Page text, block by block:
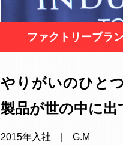
ファクトリーブラ
やりがいのひと
製品が世の中に
2015年入社 | G.M